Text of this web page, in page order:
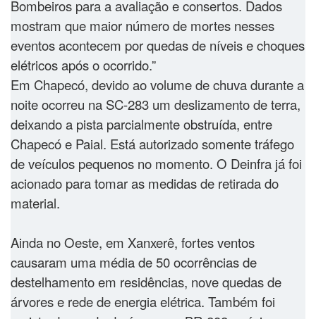
Bombeiros para a avaliação e consertos. Dados
mostram que maior número de mortes nesses
eventos acontecem por quedas de níveis e choques
elétricos após o ocorrido.”
Em Chapecó, devido ao volume de chuva durante a
noite ocorreu na SC-283 um deslizamento de terra,
deixando a pista parcialmente obstruída, entre
Chapecó e Paial. Está autorizado somente tráfego
de veículos pequenos no momento. O Deinfra já foi
acionado para tomar as medidas de retirada do
material.
Ainda no Oeste, em Xanxerê, fortes ventos
causaram uma média de 50 ocorrências de
destelhamento em residências, nove quedas de
árvores e rede de energia elétrica. Também foi